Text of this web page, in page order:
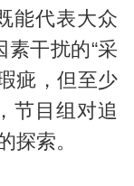
能代表大众
干扰的“采
疵，但至少
节目组对追
探索。